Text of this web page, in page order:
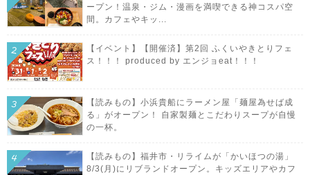
ープン！温泉・ジム・漫画を満喫できる神コスパ空
間。カフェやキッ...
【イベント】【開催済】第2回 ふくいやきとりフェ
ス！！！ produced by エンジョeat！！！
【読みもの】小浜貴船にラーメン屋「麺屋為せば成
る」がオープン！ 自家製麺とこだわりスープが自慢
の一杯。
【読みもの】福井市・リライムが「かいほつの湯」
8/3(月)にリブランドオープン。キッズエリアやカフ